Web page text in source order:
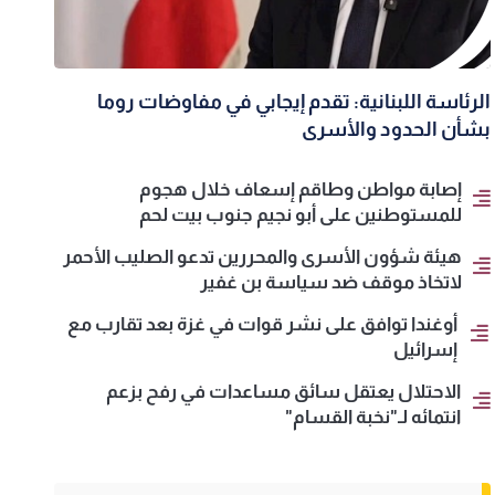
الرئاسة اللبنانية: تقدم إيجابي في مفاوضات روما
بشأن الحدود والأسرى
إصابة مواطن وطاقم إسعاف خلال هجوم
للمستوطنين على أبو نجيم جنوب بيت لحم
هيئة شؤون الأسرى والمحررين تدعو الصليب الأحمر
لاتخاذ موقف ضد سياسة بن غفير
أوغندا توافق على نشر قوات في غزة بعد تقارب مع
إسرائيل
الاحتلال يعتقل سائق مساعدات في رفح بزعم
انتمائه لـ"نخبة القسام"